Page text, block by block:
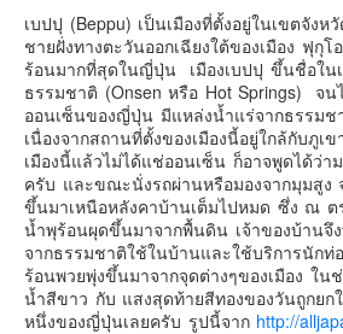
ไต้หวัน
ฟิลิปปินส์
ออสเตรเลีย
นิวซีแลนด์
อเมริกา
ร้านอร่อย
บทความครอบครัว
Beauty Review
เบปปุ (Beppu) เป็นเมืองที่ตั้งอยู่ในเขตจังห
ชายฝั่งทางตะวันออกเฉียงใต้ของเมือง ฟุกุโ
ร้อนมากที่สุดในญี่ปุ่น เมืองเบปปุ ขึ้นชื่อใน
ธรรมชาติ (Onsen หรือ Hot Springs) จน
ออนเซ็นของญี่ปุ่น มีแหล่งน้ำแร่จากธรรมช
เนื่องจากสถานที่ตั้งของเมืองนี้อยู่ใกล้กับภูเ
เมืองนี้แล้วไม่ได้แช่ออนเซ็น ก็อาจพูดได้ว่าม
ครับ และขณะนั่งรถผ่านหรือมองจากมุมสูง
ขึ้นมาเหนือหลังคาบ้านเต็มไปหมด ซึ่ง ณ ต
น้ำพุร้อนผุดขึ้นมาจากพื้นดิน เจ้าของบ้านจึ
จากธรรมชาติใช้ในบ้านและใช้บริการนักท่
ร้อนพวยพุ่งขึ้นมาจากจุดต่างๆของเมือง ใน
น้ำสีขาว กับ แสงสุดท้ายสีทองของวันถูกยก
หนึ่งของญี่ปุ่นเลยครับ รูปนี้จาก http://